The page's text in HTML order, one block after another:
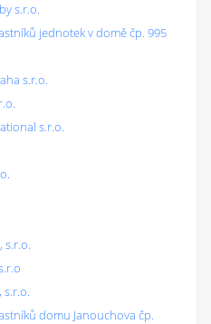
s.r.o.
jednotek v domě čp. 995
s.r.o.
s.r.o.
s.r.o.
s.r.o.
domu Janouchova čp.